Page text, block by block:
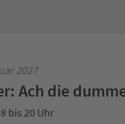
2027
Ach die
bis 20 Uhr